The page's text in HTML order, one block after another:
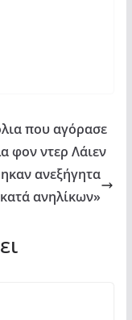
που αγόρασε
φον ντερ Λάιεν
ανεξήγητα
ανηλίκων»